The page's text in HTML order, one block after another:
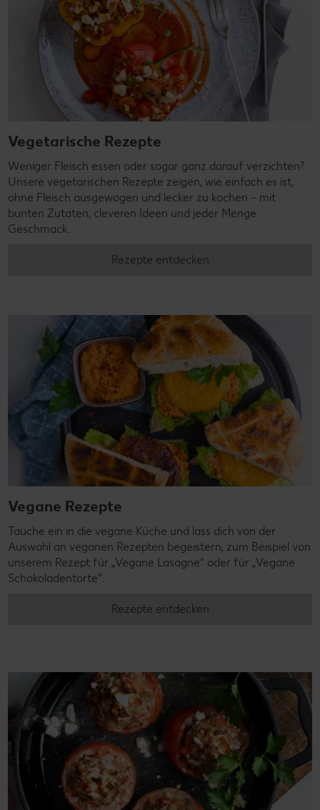
Vegetarische Rezepte
Weniger Fleisch essen oder sogar ganz darauf verzichten?
Unsere vegetarischen Rezepte zeigen, wie einfach es ist,
ohne Fleisch ausgewogen und lecker zu kochen – mit
bunten Zutaten, cleveren Ideen und jeder Menge
Geschmack.
Rezepte entdecken
Vegane Rezepte
Tauche ein in die vegane Küche und lass dich von der
Auswahl an veganen Rezepten begeistern, zum Beispiel von
unserem Rezept für „Vegane Lasagne“ oder für „Vegane
Schokoladentorte“.
Rezepte entdecken